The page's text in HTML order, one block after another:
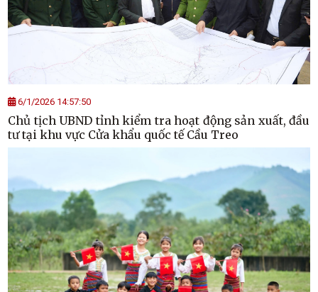
6/1/2026 14:57:50
Chủ tịch UBND tỉnh kiểm tra hoạt động sản xuất, đầu
tư tại khu vực Cửa khẩu quốc tế Cầu Treo